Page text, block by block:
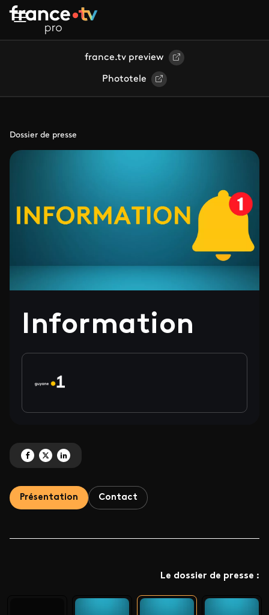
Aller au contenu principal
france.tv preview
Phototele
Dossier de presse
Information
Partagez 'Information' sur Facebook
Partagez 'Information' sur X
Partagez 'Information' sur LinkedIn
Présentation Contact
Le dossier de presse :